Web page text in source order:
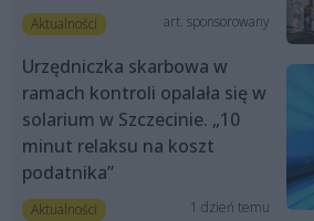
Aktualności art. sponsorowany
Urzędniczka skarbowa w
ramach kontroli opalała się w
solarium w Szczecinie. „10
minut relaksu na koszt
podatnika”
Aktualności 1 dzień temu